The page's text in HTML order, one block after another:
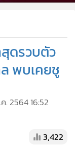
ดรวบตัว
พบเคยชู
. 2564 16:52
3,422